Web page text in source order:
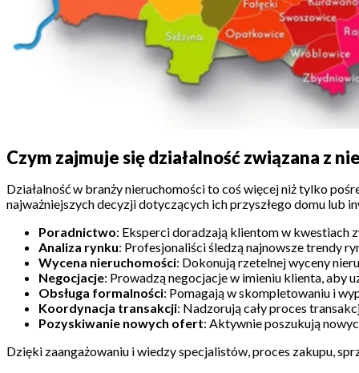
Czym zajmuje się działalność związana z
Działalność w branży nieruchomości to coś więcej niż tylko
najważniejszych decyzji dotyczących ich przyszłego domu lub
Poradnictwo: Eksperci doradzają klientom w kwestiach
Analiza rynku: Profesjonaliści śledzą najnowsze trendy
Wycena nieruchomości: Dokonują rzetelnej wyceny
Negocjacje: Prowadzą negocjacje w imieniu klienta, aby
Obsługa formalności: Pomagają w skompletowaniu i
Koordynacja transakcji: Nadzorują cały proces
Pozyskiwanie nowych ofert: Aktywnie poszukują
Dzięki zaangażowaniu i wiedzy specjalistów, proces zakupu,